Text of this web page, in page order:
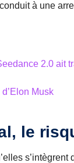
à une
2.0 ait
Musk
le